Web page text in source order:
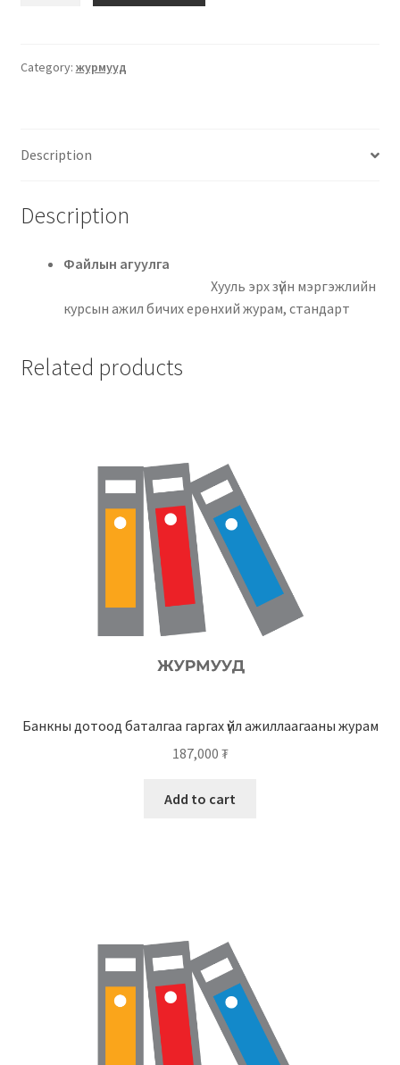
Category: журмууд
Description
Description
Файлын агуулга
Хууль эрх зүйн мэргэжлийн
курсын ажил бичих ерөнхий журам, стандарт
Related products
Банкны дотоод баталгаа гаргах үйл ажиллаагааны журам
187,000 ₮
Add to cart